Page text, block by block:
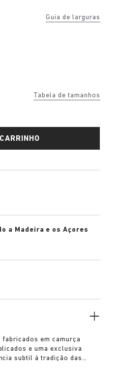
Guia de larguras
Tabela de tamanhos
a Madeira e os Açores
em camurça
e uma exclusiva
subtil à tradição das